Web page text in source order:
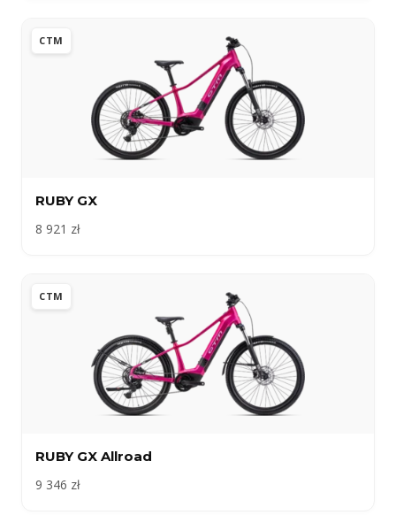
CTM
RUBY GX
8 921 zł
CTM
RUBY GX Allroad
9 346 zł